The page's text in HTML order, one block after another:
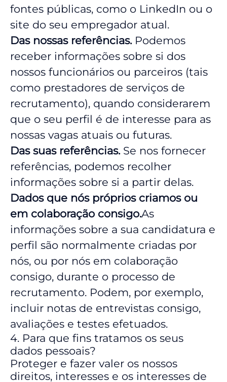
fontes públicas, como o LinkedIn ou o
site do seu empregador atual.
Das nossas referências. Podemos
receber informações sobre si dos
nossos funcionários ou parceiros (tais
como prestadores de serviços de
recrutamento), quando considerarem
que o seu perfil é de interesse para as
nossas vagas atuais ou futuras.
Das suas referências.Se nos fornecer
referências, podemos recolher
informações sobre si a partir delas.
Dados que nós próprios criamos ou
em colaboração consigo.As
informações sobre a sua candidatura e
perfil são normalmente criadas por
nós, ou por nós em colaboração
consigo, durante o processo de
recrutamento. Podem, por exemplo,
incluir notas de entrevistas consigo,
avaliações e testes efetuados.
4. Para que fins tratamos os seus
dados pessoais?
Proteger e fazer valer os nossos
direitos, interesses e os interesses de